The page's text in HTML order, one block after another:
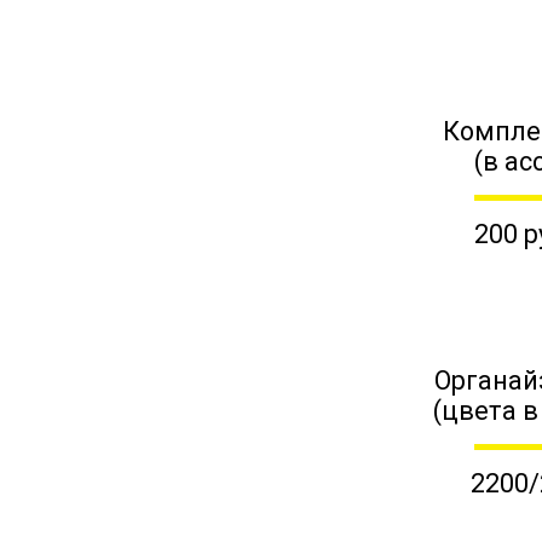
(в
200
(цвета